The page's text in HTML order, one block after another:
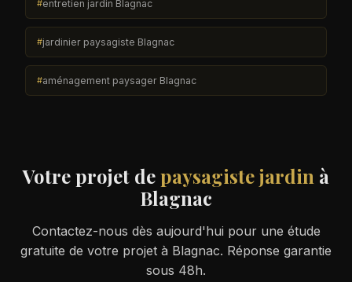
entretien jardin Blagnac
jardinier paysagiste Blagnac
aménagement paysager Blagnac
Votre projet depaysagiste jardin à
Blagnac
Contactez-nous dès aujourd'hui pour une étude
gratuite de votre projet à Blagnac. Réponse garantie
sous 48h.